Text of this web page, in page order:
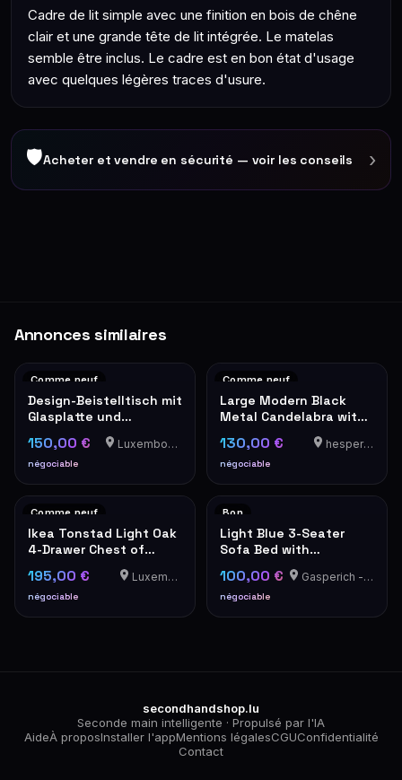
Cadre de lit simple avec une finition en bois de chêne
clair et une grande tête de lit intégrée. Le matelas
semble être inclus. Le cadre est en bon état d'usage
avec quelques légères traces d'usure.
🛡Acheter et vendre en sécurité — voir les conseils ›
Annonces similaires
Comme neuf
Design-Beistelltisch mit
Glasplatte und
Chromfuß mit
Ladeanschluss für
Mobiltelefon
150,00 €
négociable
Luxembourg-Cents
Comme neuf
Large Modern Black
Metal Candelabra with
5 White Pillar Candles
130,00 €
négociable
hesperange
Comme neuf
Ikea Tonstad Light Oak
4-Drawer Chest of
Drawers with Gold
Knobs
195,00 €
négociable
Luxembourg
Bon
Light Blue 3-Seater
Sofa Bed with
Cushions, convertible
to a bed, Ikea
HOLMSUND
100,00 €
négociable
Gasperich - Luxembourg
secondhandshop.lu
Seconde main intelligente · Propulsé par l'IA
AideÀ proposInstaller l'appMentions légalesCGUConfidentialité
Contact